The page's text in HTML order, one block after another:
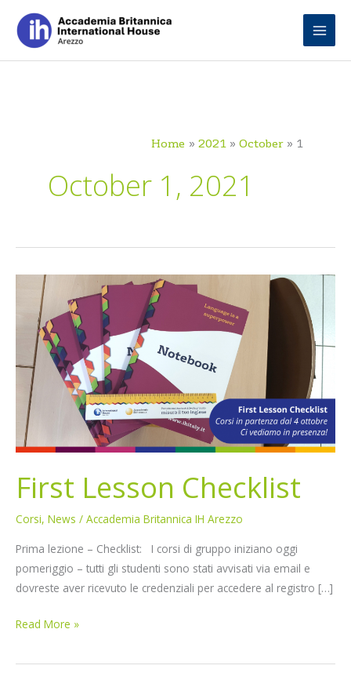
content
Home 2021 October 1
October 1, 2021
First Lesson Checklist
Corsi, News / Accademia Britannica IH Arezzo
Prima lezione – Checklist: I corsi di gruppo iniziano oggi
pomeriggio – tutti gli studenti sono stati avvisati via email e
dovreste aver ricevuto le credenziali per accedere al registro […]
Lesson
Checklist
Read More »